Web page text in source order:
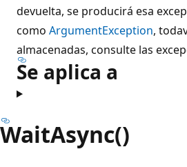
devuelta, se producirá esa
como ArgumentException,
almacenadas, consulte las
Se aplica a
WaitAsync()